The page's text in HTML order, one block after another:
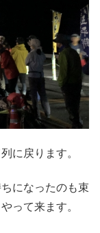
に戻ります。
になったのも束
って来ます。